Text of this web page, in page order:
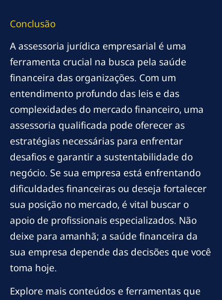
Conclusão
A assessoria jurídica empresarial é uma
ferramenta crucial na busca pela saúde
financeira das organizações. Com um
entendimento profundo das leis e das
complexidades do mercado financeiro, uma
assessoria qualificada pode oferecer as
estratégias necessárias para enfrentar
desafios e garantir a sustentabilidade do
negócio. Se sua empresa está enfrentando
dificuldades financeiras ou deseja fortalecer
sua posição no mercado, é vital buscar o
apoio de profissionais especializados. Não
deixe para amanhã; a saúde financeira da
sua empresa depende das decisões que você
toma hoje.
Explore mais conteúdos e ferramentas que